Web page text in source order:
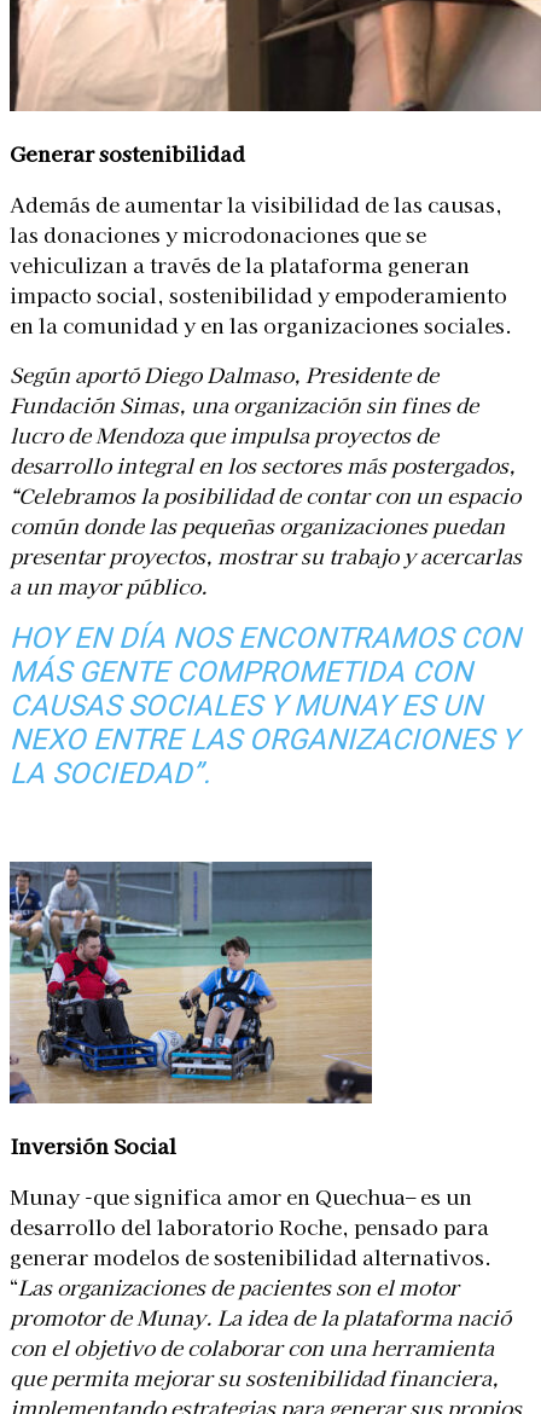
Generar sostenibilidad
Además de aumentar la visibilidad de las causas,
las donaciones y microdonaciones que se
vehiculizan a través de la plataforma generan
impacto social, sostenibilidad y empoderamiento
en la comunidad y en las organizaciones sociales.
Según aportó Diego Dalmaso, Presidente de
Fundación Simas, una organización sin fines de
lucro de Mendoza que impulsa proyectos de
desarrollo integral en los sectores más postergados,
“Celebramos la posibilidad de contar con un espacio
común donde las pequeñas organizaciones puedan
presentar proyectos, mostrar su trabajo y acercarlas
a un mayor público.
HOY EN DÍA NOS ENCONTRAMOS CON
MÁS GENTE COMPROMETIDA CON
CAUSAS SOCIALES Y MUNAY ES UN
NEXO ENTRE LAS ORGANIZACIONES Y
LA SOCIEDAD”.
Inversión Social
Munay -que significa amor en Quechua– es un
desarrollo del laboratorio Roche, pensado para
generar modelos de sostenibilidad alternativos.
“Las organizaciones de pacientes son el motor
promotor de Munay. La idea de la plataforma nació
con el objetivo de colaborar con una herramienta
que permita mejorar su sostenibilidad financiera,
implementando estrategias para generar sus propios